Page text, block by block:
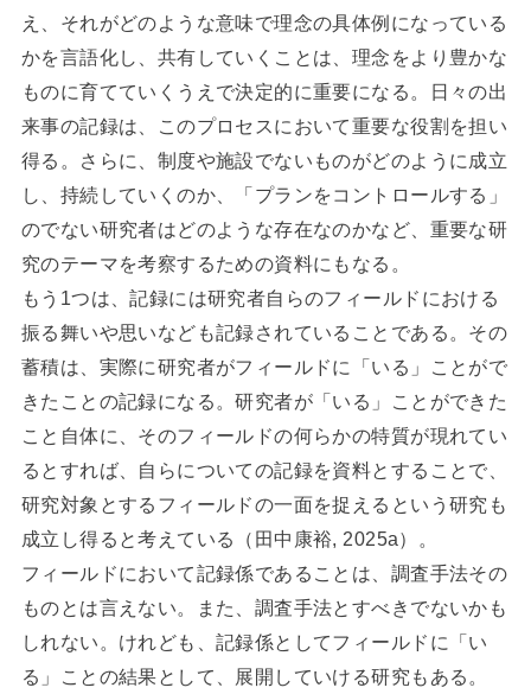
え、それがどのような意味で理念の具体例になっている
かを言語化し、共有していくことは、理念をより豊かな
ものに育てていくうえで決定的に重要になる。日々の出
来事の記録は、このプロセスにおいて重要な役割を担い
得る。さらに、制度や施設でないものがどのように成立
し、持続していくのか、「プランをコントロールする」
のでない研究者はどのような存在なのかなど、重要な研
究のテーマを考察するための資料にもなる。
もう1つは、記録には研究者自らのフィールドにおける
振る舞いや思いなども記録されていることである。その
蓄積は、実際に研究者がフィールドに「いる」ことがで
きたことの記録になる。研究者が「いる」ことができた
こと自体に、そのフィールドの何らかの特質が現れてい
るとすれば、自らについての記録を資料とすることで、
研究対象とするフィールドの一面を捉えるという研究も
成立し得ると考えている（田中康裕, 2025a）。
フィールドにおいて記録係であることは、調査手法その
ものとは言えない。また、調査手法とすべきでないかも
しれない。けれども、記録係としてフィールドに「い
る」ことの結果として、展開していける研究もある。